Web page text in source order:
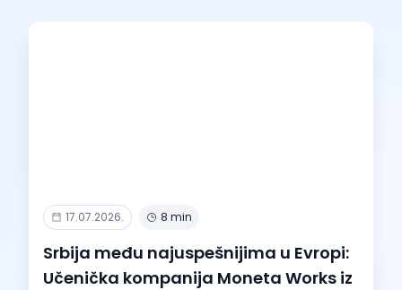
17.07.2026. 8 min
Srbija među najuspešnijima u Evropi:
Učenička kompanija Moneta Works iz